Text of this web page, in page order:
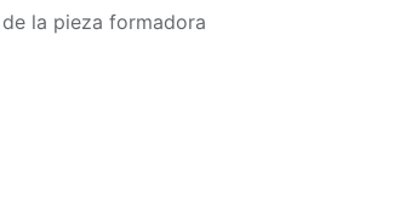
la pieza formadora